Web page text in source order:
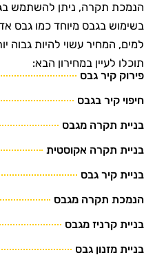
תקרה, ניתן להשתמש
בגבס מיוחד כמו גבס
המחיר עשוי להיות גבוה
לעיין במחירון הבא:
קיר גבס
קיר בגבס
תקרה מגבס
תקרה אקוסטית
קיר גבס
תקרה מגבס
קרניז מגבס
מזנון גבס